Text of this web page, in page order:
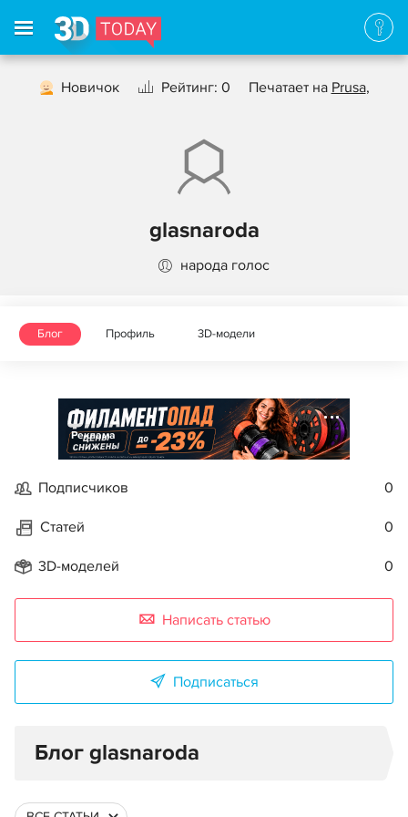
Новичок Рейтинг: 0 Печатает на Prusa,
glasnaroda
народа голос
Блог Профиль 3D-модели
Реклама
Подписчиков 0
Статей 0
3D-моделей 0
Написать статью
Подписаться
Блог glasnaroda